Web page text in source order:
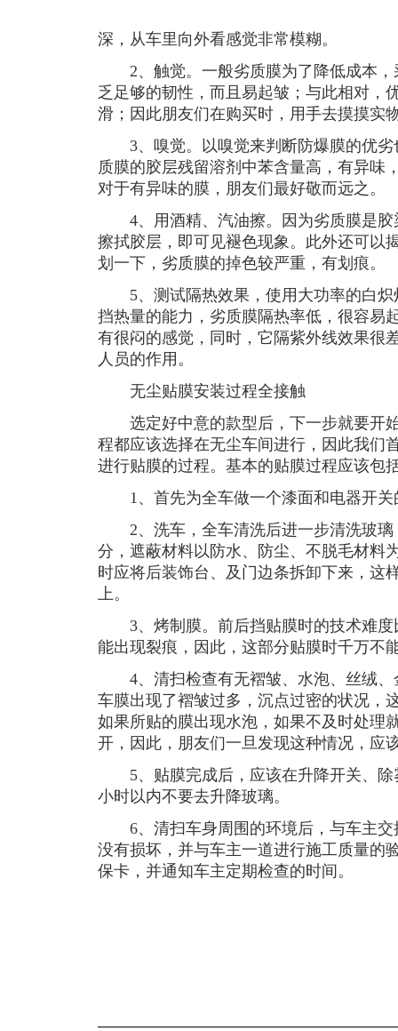
深，从车里向外看感觉非常模糊。
2、触觉。一般劣质膜为了降低成本，
乏足够的韧性，而且易起皱；与此相对，
滑；因此朋友们在购买时，用手去摸摸实
3、嗅觉。以嗅觉来判断防爆膜的优劣
质膜的胶层残留溶剂中苯含量高，有异味
对于有异味的膜，朋友们最好敬而远之。
4、用酒精、汽油擦。因为劣质膜是胶
擦拭胶层，即可见褪色现象。此外还可以
划一下，劣质膜的掉色较严重，有划痕。
5、测试隔热效果，使用大功率的白炽
挡热量的能力，劣质膜隔热率低，很容易
有很闷的感觉，同时，它隔紫外线效果很
人员的作用。
无尘贴膜安装过程全接触
选定好中意的款型后，下一步就要开
程都应该选择在无尘车间进行，因此我们
进行贴膜的过程。基本的贴膜过程应该包
1、首先为全车做一个漆面和电器开关
2、洗车，全车清洗后进一步清洗玻璃
分，遮蔽材料以防水、防尘、不脱毛材料
时应将后装饰台、及门边条拆卸下来，这
上。
3、烤制膜。前后挡贴膜时的技术难度
能出现裂痕，因此，这部分贴膜时千万不
4、清扫检查有无褶皱、水泡、丝绒、
车膜出现了褶皱过多，沉点过密的状况，
如果所贴的膜出现水泡，如果不及时处理
开，因此，朋友们一旦发现这种情况，应
5、贴膜完成后，应该在升降开关、除
小时以内不要去升降玻璃。
6、清扫车身周围的环境后，与车主交
没有损坏，并与车主一道进行施工质量的
保卡，并通知车主定期检查的时间。